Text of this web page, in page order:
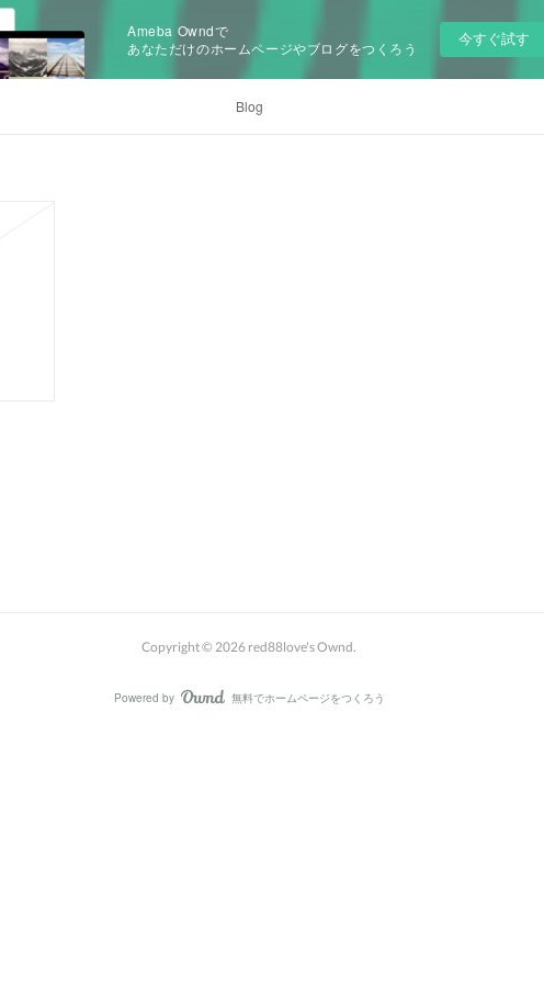
Ameba Owndで
あなただけのホームページやブログをつくろう
今すぐ試す
Blog
Copyright © 2026 red88love's Ownd.
Powered by AmebaOwnd
無料でホームページをつくろう